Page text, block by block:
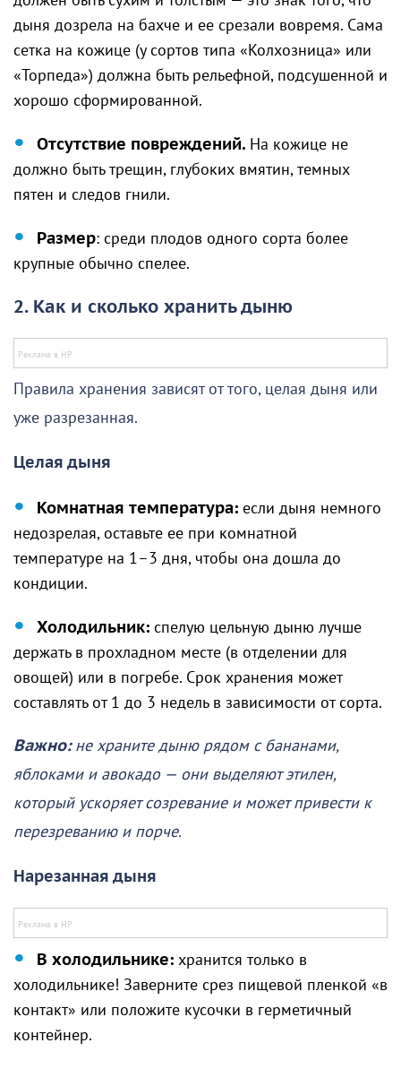
дыня дозрела на бахче и ее срезали вовремя. Сама
сетка на кожице (у сортов типа «Колхозница» или
«Торпеда») должна быть рельефной, подсушенной и
хорошо сформированной.
Отсутствие повреждений. На кожице не
должно быть трещин, глубоких вмятин, темных
пятен и следов гнили.
Размер: среди плодов одного сорта более
крупные обычно спелее.
2. Как и сколько хранить дыню
Правила хранения зависят от того, целая дыня или
уже разрезанная.
Целая дыня
Комнатная температура: если дыня немного
недозрелая, оставьте ее при комнатной
температуре на 1–3 дня, чтобы она дошла до
кондиции.
Холодильник: спелую цельную дыню лучше
держать в прохладном месте (в отделении для
овощей) или в погребе. Срок хранения может
составлять от 1 до 3 недель в зависимости от сорта.
Важно:не храните дыню рядом с бананами,
яблоками и авокадо — они выделяют этилен,
который ускоряет созревание и может привести к
перезреванию и порче.
Нарезанная дыня
В холодильнике: хранится только в
холодильнике! Заверните срез пищевой пленкой «в
контакт» или положите кусочки в герметичный
контейнер.